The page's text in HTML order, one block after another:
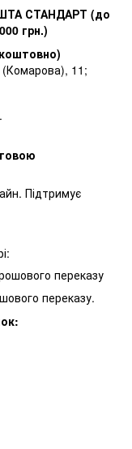
СТАНДАРТ (до
грн.)
(Комарова), 11;
Підтримує
переказу
переказу.